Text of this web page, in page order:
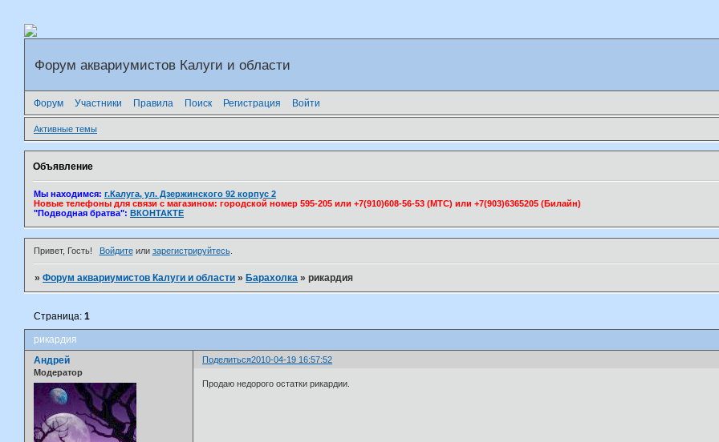
Форум аквариумистов Калуги и области
Форум Участники Правила Поиск Регистрация Войти
Активные темы
Объявление
Мы находимся: г.Калуга, ул. Дзержинского 92 корпус 2
Новые телефоны для связи с магазином: городской номер 595-205 или +7(910)608-56-53 (МТС) или +7(903)6365205 (Билайн)
"Подводная братва": ВКОНТАКТЕ
Привет, Гость! Войдитеили зарегистрируйтесь.
»Форум аквариумистов Калуги и области » Барахолка »рикардия
рикардия
Страница:1
Поделиться2010-04-19 16:57:52
Андрей
Модератор
Продаю недорого остатки рикардии.